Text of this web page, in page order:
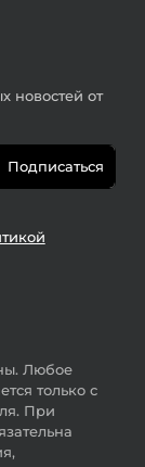
новостей от
Подписаться
Любое
только с
При